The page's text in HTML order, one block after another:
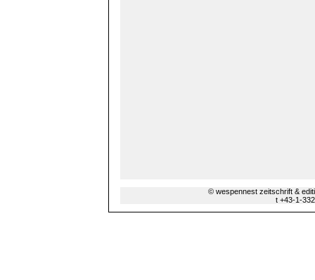
© wespennest zeitschrift &
t +43-1-